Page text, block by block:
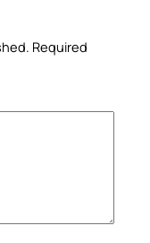
Required